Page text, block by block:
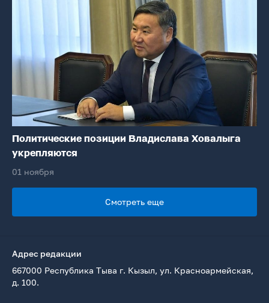
Политические позиции Владислава Ховалыга
укрепляются
01 ноября
Смотреть еще
Адрес редакции
667000 Республика Тыва г. Кызыл, ул. Красноармейская,
д. 100.